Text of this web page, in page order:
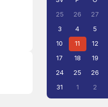
25
26 27
3
4 5
10
11 12
17
18 19
24
25 26
31
1 2